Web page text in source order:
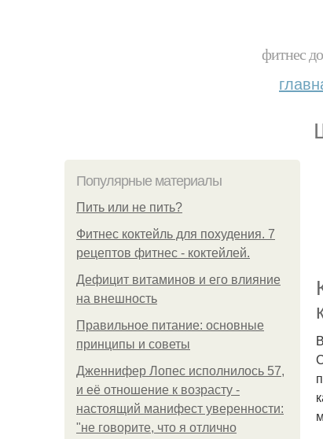
фитнес
Популярные материалы
Пить или не пить?
Фитнес коктейль для похудения. 7
рецептов фитнес - коктейлей.
Дефицит витаминов и его влияние
на внешность
Правильное питание: основные
принципы и советы
Дженнифер Лопес исполнилось 57,
и её отношение к возрасту -
настоящий манифест уверенности:
"не говорите, что я отлично